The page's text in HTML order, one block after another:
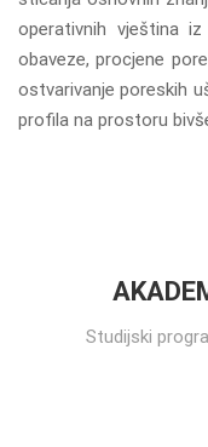
operativnih vještina
obaveze, procjene
ostvarivanje poreskih
profila na prostoru
Studijski